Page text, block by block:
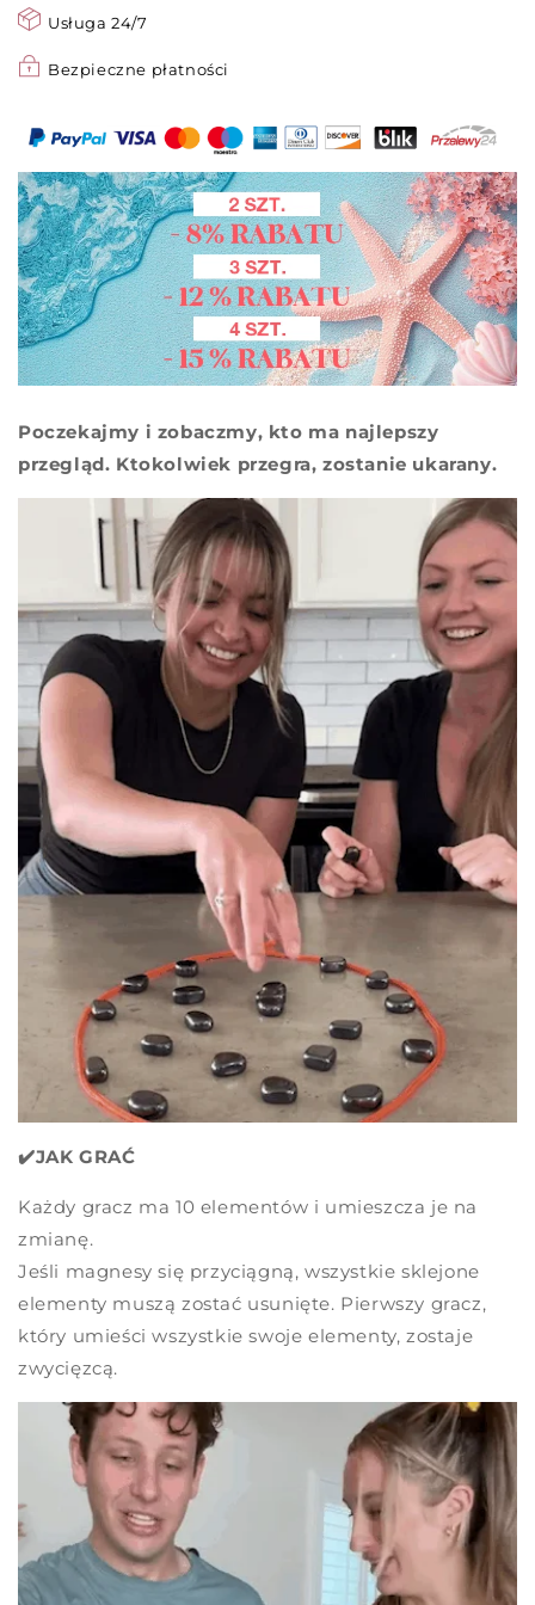
Usługa 24/7
Bezpieczne płatności
Poczekajmy i zobaczmy, kto ma najlepszy
przegląd. Ktokolwiek przegra, zostanie ukarany.
✔️JAK GRAĆ
Każdy gracz ma 10 elementów i umieszcza je na
zmianę.
Jeśli magnesy się przyciągną, wszystkie sklejone
elementy muszą zostać usunięte. Pierwszy gracz,
który umieści wszystkie swoje elementy, zostaje
zwycięzcą.